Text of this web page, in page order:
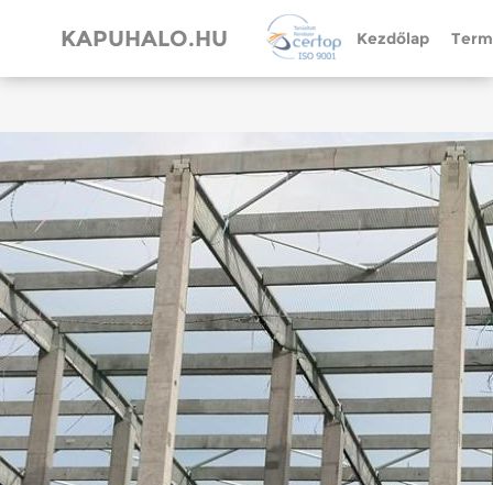
KAPUHALO.HU Kezdőlap